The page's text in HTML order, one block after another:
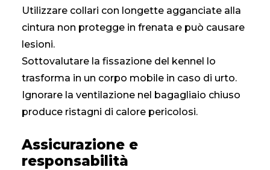
Utilizzare collari con longette agganciate alla
cintura non protegge in frenata e può causare
lesioni.
Sottovalutare la fissazione del kennel lo
trasforma in un corpo mobile in caso di urto.
Ignorare la ventilazione nel bagagliaio chiuso
produce ristagni di calore pericolosi.
Assicurazione e
responsabilità